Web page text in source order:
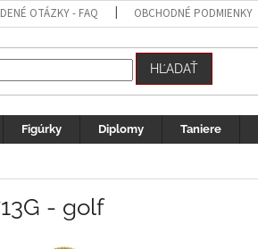
OTÁZKY - FAQ OBCHODNÉ PODMIENKY
HĽADAŤ
Figúrky Diplomy Taniere
- golf